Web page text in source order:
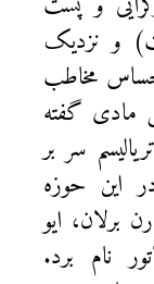
و نزدیک
مخاطب
گفته
سر بر
این حوزه
برلان، ایو
نام برد.